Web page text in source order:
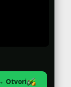
Otvori